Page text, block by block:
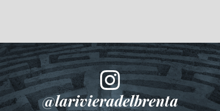
@larivieradelbrenta